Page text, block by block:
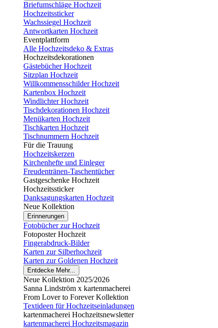
Briefumschläge Hochzeit
Hochzeitssticker
Wachssiegel Hochzeit
Antwortkarten Hochzeit
Eventplattform
Alle Hochzeitsdeko & Extras
Hochzeitsdekorationen
Gästebücher Hochzeit
Sitzplan Hochzeit
Willkommensschilder Hochzeit
Kartenbox Hochzeit
Windlichter Hochzeit
Tischdekorationen Hochzeit
Menükarten Hochzeit
Tischkarten Hochzeit
Tischnummern Hochzeit
Für die Trauung
Hochzeitskerzen
Kirchenhefte und Einleger
Freudentränen-Taschentücher
Gastgeschenke Hochzeit
Hochzeitssticker
Danksagungskarten Hochzeit
Neue Kollektion
Erinnerungen
Fotobücher zur Hochzeit
Fotoposter Hochzeit
Fingerabdruck-Bilder
Karten zur Silberhochzeit
Karten zur Goldenen Hochzeit
Entdecke Mehr...
Neue Kollektion 2025/2026
Sanna Lindström x kartenmacherei
From Lover to Forever Kollektion
Textideen für Hochzeitseinladungen
kartenmacherei Hochzeitsnewsletter
kartenmacherei Hochzeitsmagazin